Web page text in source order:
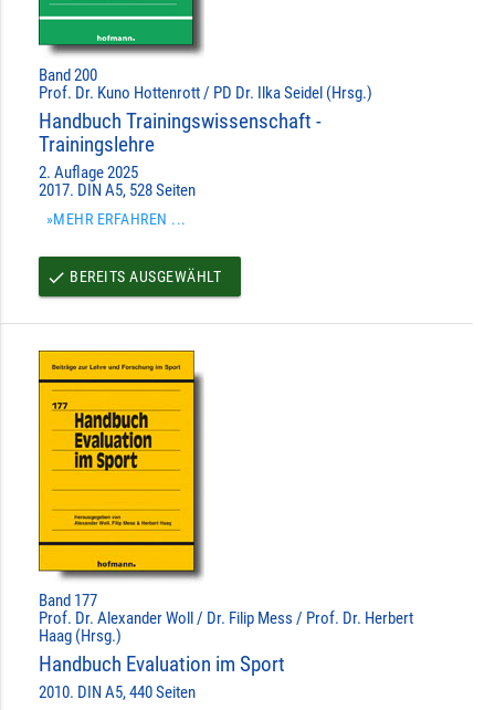
Band 200
Prof. Dr. Kuno Hottenrott / PD Dr. Ilka Seidel (Hrsg.)
Handbuch Trainingswissenschaft -
Trainingslehre
2. Auflage 2025
2017. DIN A5, 528 Seiten
»MEHR ERFAHREN ...
done BEREITS AUSGEWÄHLT
Band 177
Prof. Dr. Alexander Woll / Dr. Filip Mess / Prof. Dr. Herbert
Haag (Hrsg.)
Handbuch Evaluation im Sport
2010. DIN A5, 440 Seiten